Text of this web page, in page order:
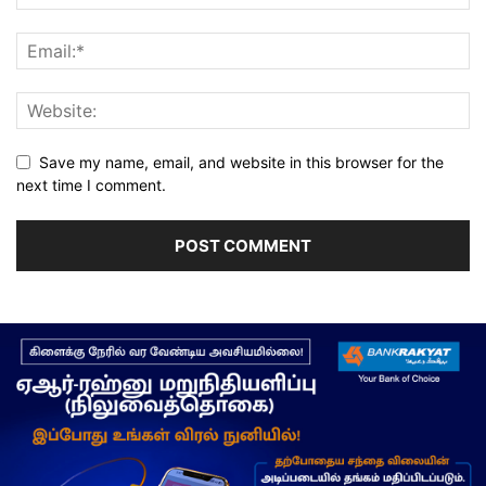
Save my name, email, and website in this browser for the
next time I comment.